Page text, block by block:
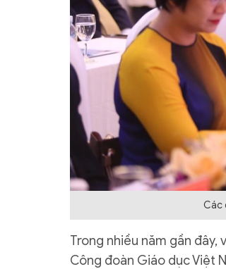
Các
Trong nhiều năm gần đây,
Công đoàn Giáo dục Việt